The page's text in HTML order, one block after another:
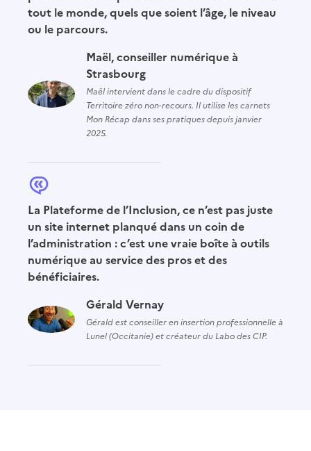
tout le monde, quels que soient l’âge, le niveau
ou le parcours.
Maël, conseiller numérique à
Strasbourg
Maël intervient dans le cadre du dispositif
Territoire zéro non-recours. Il utilise les carnets
Mon Récap dans ses pratiques depuis janvier
2025.
La Plateforme de l’Inclusion, ce n’est pas juste
un site internet planqué dans un coin de
l’administration : c’est une vraie boîte à outils
numérique au service des pros et des
bénéficiaires.
Gérald Vernay
Gérald est conseiller en insertion professionnelle à
Lunel (Occitanie) et créateur du Labo des CIP.